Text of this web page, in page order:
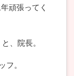
頑張ってく
、院長。
フ。